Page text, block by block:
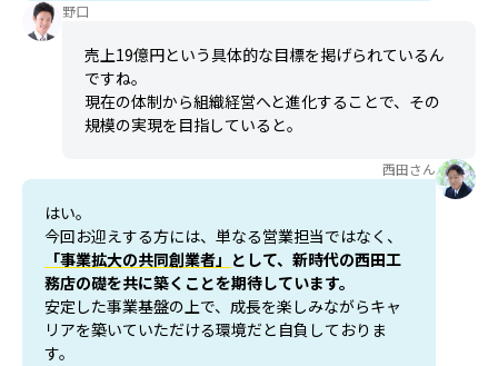
野口
売上19億円という具体的な目標を掲げられているん
ですね。
現在の体制から組織経営へと進化することで、その
規模の実現を目指していると。
西田さん
はい。
今回お迎えする方には、単なる営業担当ではなく、
「事業拡大の共同創業者」 として、新時代の西田工
務店の礎を共に築くことを期待しています。
安定した事業基盤の上で、成長を楽しみながらキャ
リアを築いていただける環境だと自負しておりま
す。